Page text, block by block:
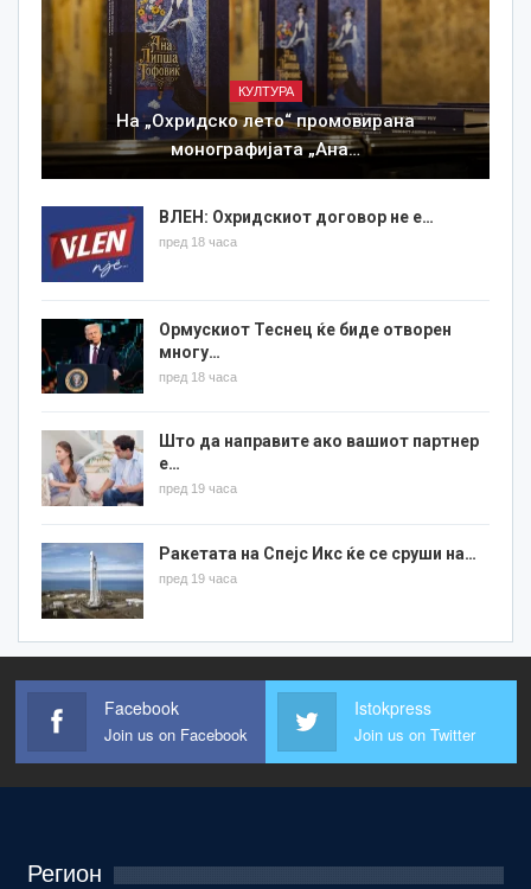
КУЛТУРА
На „Охридско лето“ промовирана
монографијата „Ана…
ВЛЕН: Охридскиот договор не е…
пред 18 часа
Ормускиот Теснец ќе биде отворен
многу…
пред 18 часа
Што да направите ако вашиот партнер
е…
пред 19 часа
Ракетата на Спејс Икс ќе се сруши на…
пред 19 часа
Facebook
Join us on Facebook
Istokpress
Join us on Twitter
Регион